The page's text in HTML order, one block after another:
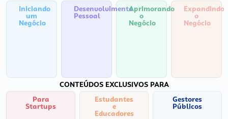
Iniciando
um
Negócio
Desenvolvimento
Pessoal
Aprimorando
o
Negócio
Expandindo
o
Negócio
CONTEÚDOS EXCLUSIVOS PARA
Para
Startups
Estudantes
e
Educadores
Gestores
Públicos